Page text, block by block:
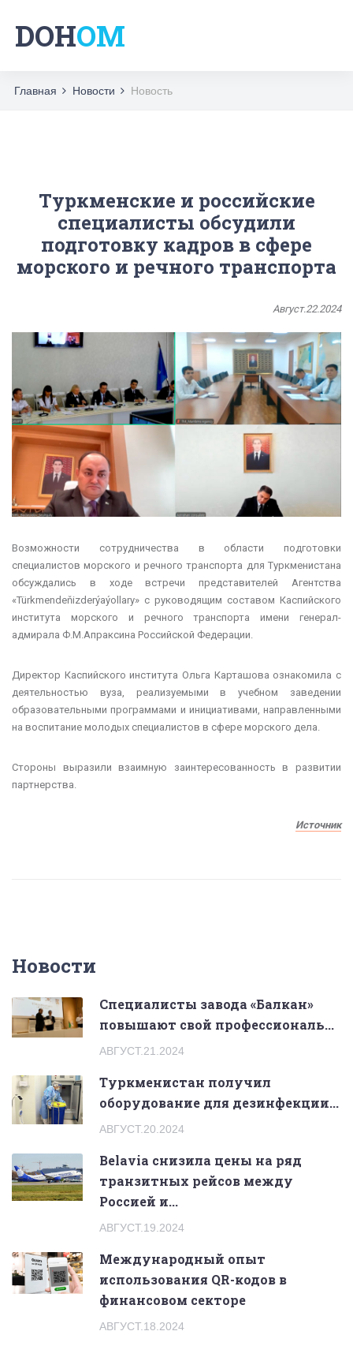
DOHOM
Главная Новости Новость
Туркменские и российские
специалисты обсудили
подготовку кадров в сфере
морского и речного транспорта
Август.22.2024
Возможности сотрудничества в области подготовки
специалистов морского и речного транспорта для Туркменистана
обсуждались в ходе встречи представителей Агентства
«Türkmendeňizderýaýollary» с руководящим составом Каспийского
института морского и речного транспорта имени генерал-
адмирала Ф.М.Апраксина Российской Федерации.
Директор Каспийского института Ольга Карташова ознакомила с
деятельностью вуза, реализуемыми в учебном заведении
образовательными программами и инициативами, направленными
на воспитание молодых специалистов в сфере морского дела.
Стороны выразили взаимную заинтересованность в развитии
партнерства.
Источник
Новости
Специалисты завода «Балкан»
повышают свой профессиональ...
АВГУСТ.21.2024
Туркменистан получил
оборудование для дезинфекции...
АВГУСТ.20.2024
Belavia снизила цены на ряд
транзитных рейсов между
Россией и...
АВГУСТ.19.2024
Международный опыт
использования QR-кодов в
финансовом секторе
АВГУСТ.18.2024